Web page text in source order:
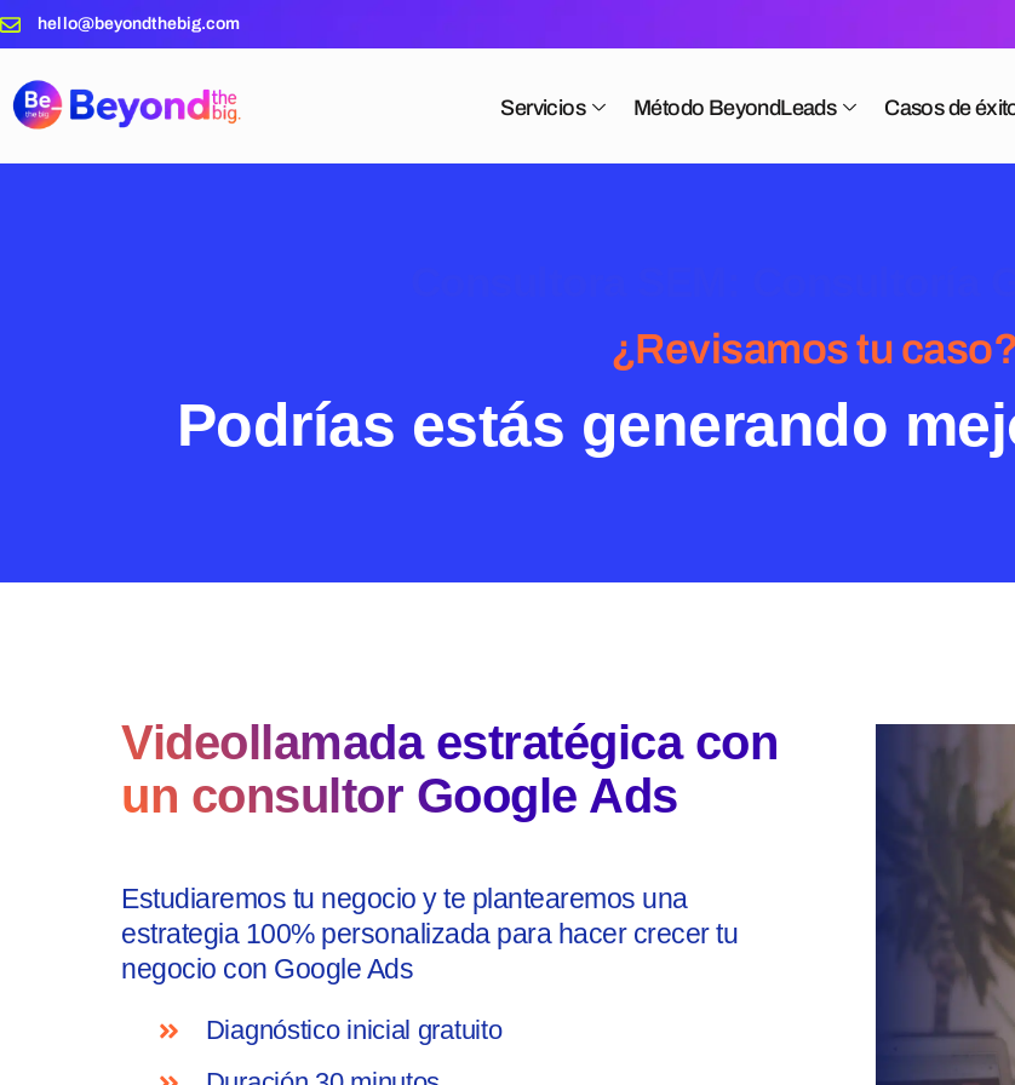
hello@beyondthebig.com
Servicios Método BeyondLeads Casos de
¿Revisamos tu caso?
Podrías estás generando
Videollamada estratégica con
un consultor Google Ads
Estudiaremos tu negocio y te plantearemos una
estrategia 100% personalizada para hacer crecer tu
negocio con Google Ads
Diagnóstico inicial gratuito